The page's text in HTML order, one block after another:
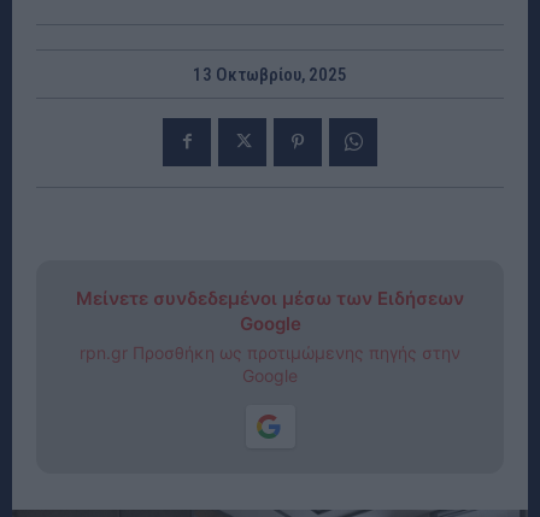
13 Οκτωβρίου, 2025
Μείνετε συνδεδεμένοι μέσω των Ειδήσεων
Google
rpn.gr Προσθήκη ως προτιμώμενης πηγής στην
Google